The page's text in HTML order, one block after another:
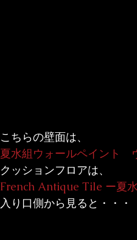
こちらの壁面は、
夏水組ウォールペイント　
クッションフロアは、
French Antique Tile ー夏
入り口側から見ると・・・